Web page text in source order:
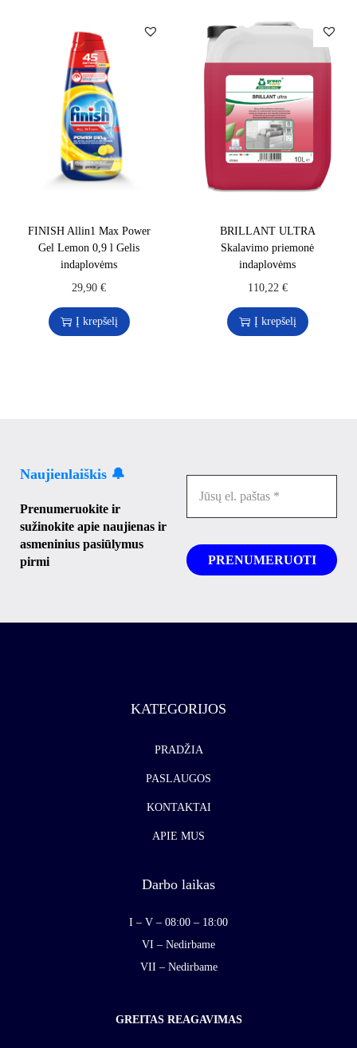
FINISH Allin1 Max Power
Gel Lemon 0,9 l Gelis
indaplovėms
29,90€
Į krepšelį
BRILLANT ULTRA
Skalavimo priemonė
indaplovėms
110,22 €
Į krepšelį
Naujienlaiškis 🔔
Prenumeruokite ir
sužinokite apie naujienas ir
asmeninius pasiūlymus
pirmi
KATEGORIJOS
PRADŽIA
PASLAUGOS
KONTAKTAI
APIE MUS
Darbo laikas
I – V – 08:00 – 18:00
VI – Nedirbame
VII – Nedirbame
GREITAS REAGAVIMAS